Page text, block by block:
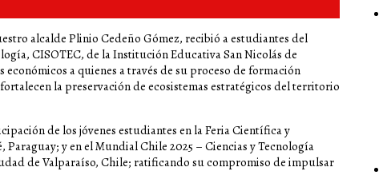
alcalde Plinio Cedeño Gómez, recibió a estudiantes del
CISOTEC, de la Institución Educativa San Nicolás de
a quienes a través de su proceso de formación
la preservación de ecosistemas estratégicos del territorio
de los jóvenes estudiantes en la Feria Científica y
Paraguay; y en el Mundial Chile 2025 – Ciencias y Tecnología
de Valparaíso, Chile; ratificando su compromiso de impulsar